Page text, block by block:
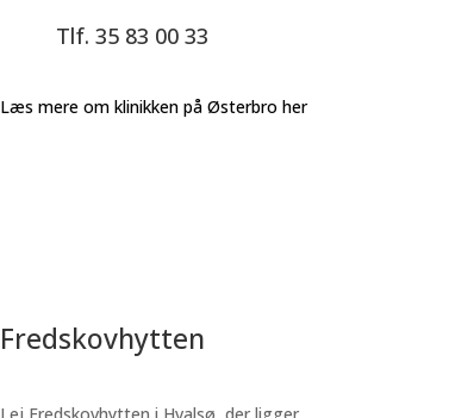
Tlf. 35 83 00 33
Læs mere om klinikken på Østerbro her
Fredskovhytten
Lej Fredskovhytten i Hvalsø, der ligger